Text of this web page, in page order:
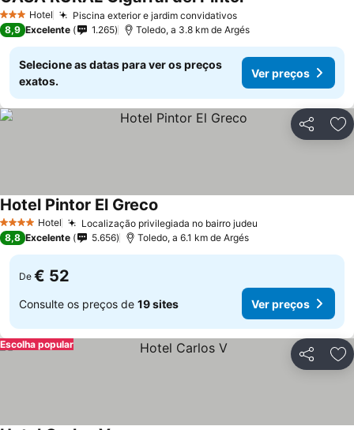
3 EstrelasHotel Piscina exterior e jardim convidativos
8,9 Excelente 1.265 Toledo, a 3.8 km de Argés
Selecione as datas para ver os preços
exatos.
Ver preços
Partilhar
4 EstrelasHotel Localização privilegiada no bairro judeu
Hotel Pintor El Greco
8,8 Excelente 5.656 Toledo, a 6.1 km de Argés
De € 52
Consulte os preços de 19 sites Ver preços
Partilhar
Escolha popular